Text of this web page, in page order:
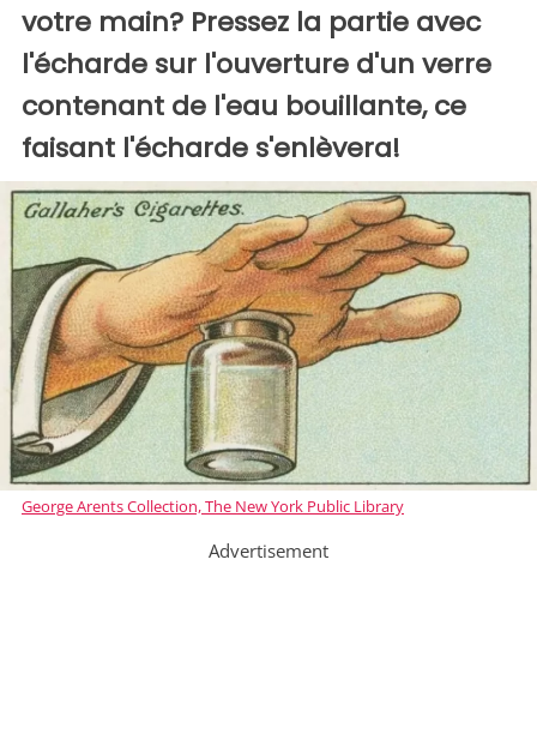
votre main? Pressez la partie avec
l'écharde sur l'ouverture d'un verre
contenant de l'eau bouillante, ce
faisant l'écharde s'enlèvera!
George Arents Collection, The New York Public Library
Advertisement